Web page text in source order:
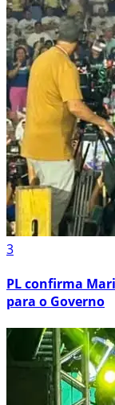
3
PL confirma
para o Governo